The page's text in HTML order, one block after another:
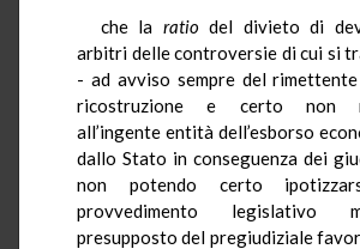
che la ratio del divieto di
arbitri delle controversie di cui si
- ad avviso sempre del
ricostruzione e certo non
all’ingente entità dell’esborso
dallo Stato in conseguenza dei
non potendo certo
provvedimento legislativo
presupposto del pregiudiziale